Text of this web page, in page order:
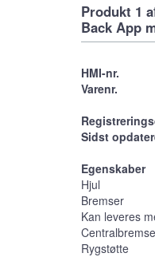
Produkt 1
Back App
HMI-nr.
Varenr.
Sidst
Egenskaber
Hjul
Bremser
Kan leveres
Centralbremse
Rygstøtte